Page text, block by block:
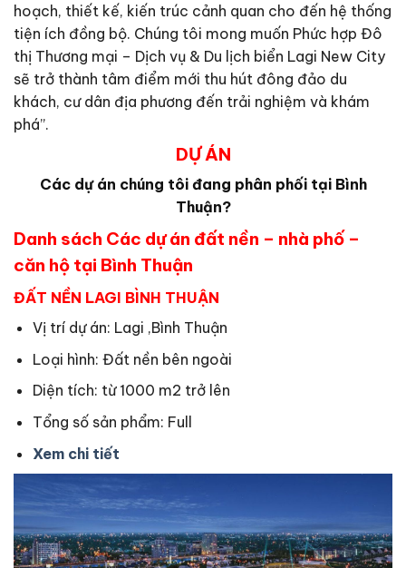
hoạch, thiết kế, kiến trúc cảnh quan cho đến hệ thống
tiện ích đồng bộ. Chúng tôi mong muốn Phức hợp Đô
thị Thương mại – Dịch vụ & Du lịch biển Lagi New City
sẽ trở thành tâm điểm mới thu hút đông đảo du
khách, cư dân địa phương đến trải nghiệm và khám
phá”.
DỰ ÁN
Các dự án chúng tôi đang phân phối tại Bình
Thuận?
Danh sách Các dự án đất nền – nhà phố –
căn hộ tại Bình Thuận
ĐẤT NỀN LAGI BÌNH THUẬN
Vị trí dự án: Lagi ,Bình Thuận
Loại hình: Đất nền bên ngoài
Diện tích: từ 1000 m2 trở lên
Tổng số sản phẩm: Full
Xem chi tiết